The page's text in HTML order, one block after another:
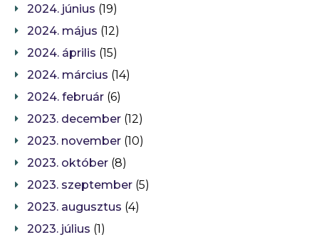
2024. június (19)
2024. május (12)
2024. április (15)
2024. március (14)
2024. február (6)
2023. december (12)
2023. november (10)
2023. október (8)
2023. szeptember (5)
2023. augusztus (4)
2023. július (1)